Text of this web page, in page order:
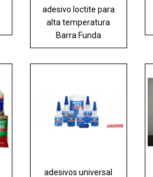
adesivo loctite para
alta temperatura
Barra Funda
adesivos universal